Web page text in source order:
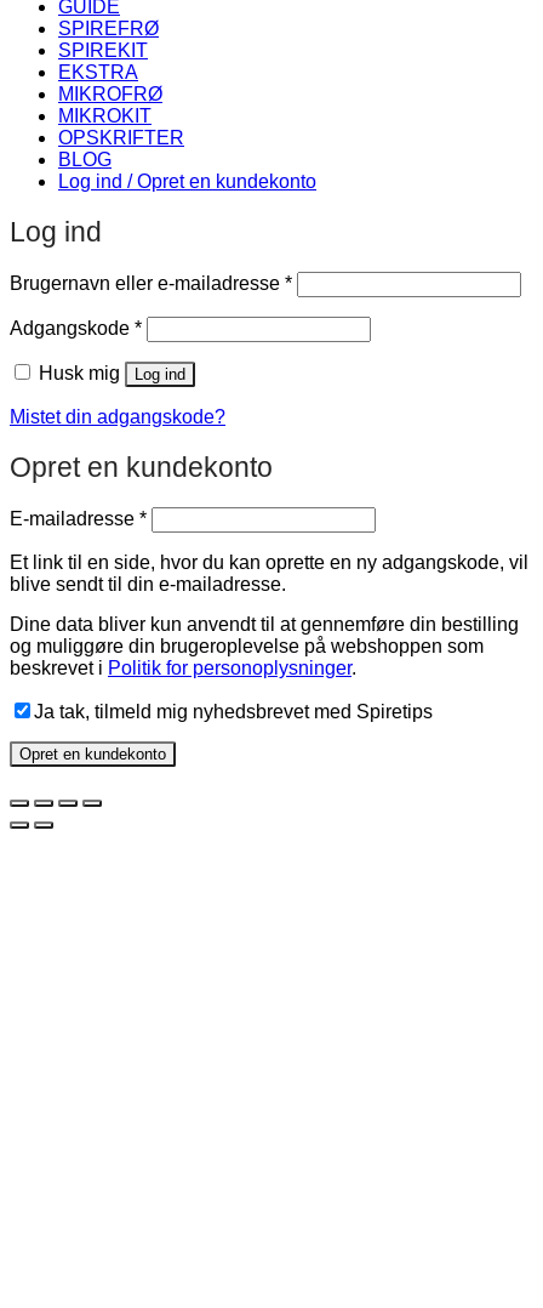
GUIDE
SPIREFRØ
SPIREKIT
EKSTRA
MIKROFRØ
MIKROKIT
OPSKRIFTER
BLOG
Log ind / Opret en kundekonto
Log ind
Brugernavn eller e-mailadresse *Påkrævet
Adgangskode *Påkrævet
Husk mig Log ind
Mistet din adgangskode?
Opret en kundekonto
E-mailadresse *Påkrævet
Et link til en side, hvor du kan oprette en ny adgangskode, vil
blive sendt til din e-mailadresse.
Dine data bliver kun anvendt til at gennemføre din bestilling
og muliggøre din brugeroplevelse på webshoppen som
beskrevet i Politik for personoplysninger.
Ja tak, tilmeld mig nyhedsbrevet med Spiretips
Opret en kundekonto